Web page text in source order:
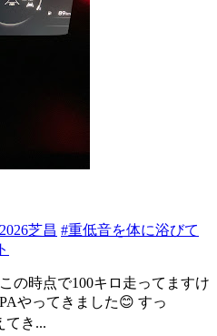
芝昌 #重低音を体に浴びて
の時点で100キロ走ってますけ
やってきました😊 すっ
てき...